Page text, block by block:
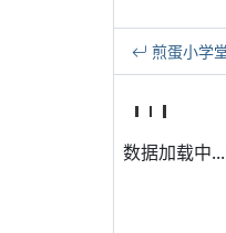
煎蛋小学
数据加载中